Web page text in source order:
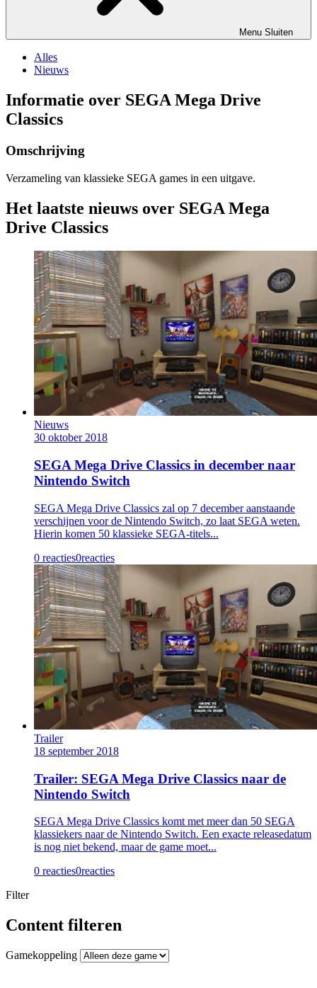
Menu Sluiten
Alles
Nieuws
Informatie over SEGA Mega Drive
Classics
Omschrijving
Verzameling van klassieke SEGA games in een uitgave.
Het laatste nieuws over SEGA Mega
Drive Classics
Nieuws
30 oktober 2018
SEGA Mega Drive Classics in december naar
Nintendo Switch
SEGA Mega Drive Classics zal op 7 december aanstaande
verschijnen voor de Nintendo Switch, zo laat SEGA weten.
Hierin komen 50 klassieke SEGA-titels...
0 reacties0reacties
Trailer
18 september 2018
Trailer: SEGA Mega Drive Classics naar de
Nintendo Switch
SEGA Mega Drive Classics komt met meer dan 50 SEGA
klassiekers naar de Nintendo Switch. Een exacte releasedatum
is nog niet bekend, maar de game moet...
0 reacties0reacties
Filter
Content filteren
Gamekoppeling